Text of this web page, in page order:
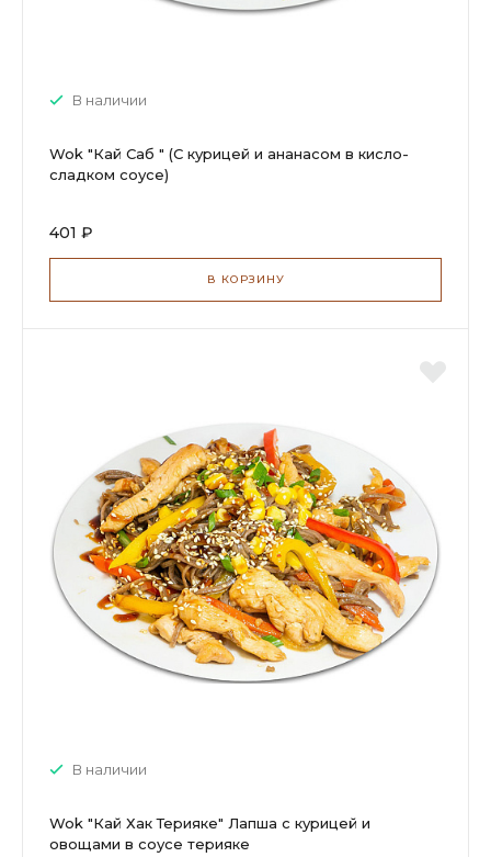
В наличии
Wok "Кай Саб " (С курицей и ананасом в кисло-
сладком соусе)
401 ₽
В КОРЗИНУ
В наличии
Wok "Кай Хак Терияке" Лапша с курицей и
овощами в соусе терияке